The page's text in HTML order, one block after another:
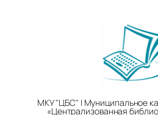
МКУ "ЦБС" | Муниципальное
«Централизованная